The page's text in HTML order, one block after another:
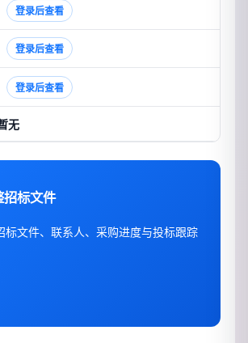
登录后查看
登录后查看
登录后查看
无
标文件
标文件、联系人、采购进度与投标跟踪